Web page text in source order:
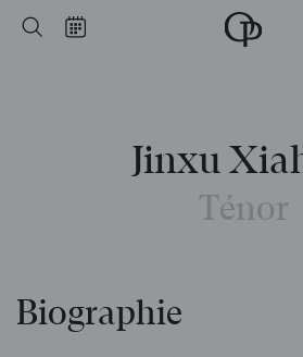
Rechercher
Calendrier Accueil
Jinxu
Ténor
Biographie